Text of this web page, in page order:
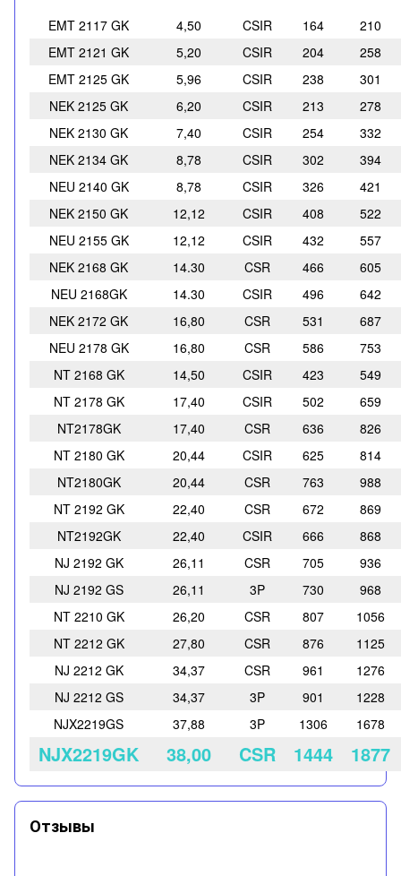
EMT 2117 GK 4,50 CSIR 164
210
EMT 2121 GK
5,20 CSIR 204
258
EMT 2125 GK
5,96 CSIR 238
301
NEK 2125 GK
6,20 CSIR 213
278
NEK 2130 GK
7,40 CSIR 254
332
NEK 2134 GK
8,78 CSIR 302
394
NEU 2140 GK
8,78 CSIR 326
421
NEK 2150 GK
12,12 CSIR 408
522
NEU 2155 GK
12,12 CSIR 432
557
NEK 2168 GK
14.30 CSR 466
605
NEU 2168GK
14.30 CSIR 496
642
NEK 2172 GK
16,80 CSR 531
687
NEU 2178 GK
16,80 CSR 586
753
NT 2168 GK
14,50 CSIR 423
549
NT 2178 GK
17,40 CSIR 502
659
NT2178GK
17,40 CSR 636
826
NT 2180 GK
20,44 CSIR 625
814
NT2180GK
20,44 CSR 763
988
NT 2192 GK
22,40 CSR 672
869
NT2192GK
22,40 CSIR 666
868
NJ 2192 GK
26,11 CSR 705
936
NJ 2192 GS
26,11 3P 730
968
NT 2210 GK
26,20 CSR 807
1056
NT 2212 GK
27,80 CSR 876
1125
NJ 2212 GK
34,37 CSR 961
1276
NJ 2212 GS
34,37 3P 901
1228
NJX2219GS
37,88 3P 1306 1678
NJX2219GK 38,00 CSR 1444 1877
Отзывы